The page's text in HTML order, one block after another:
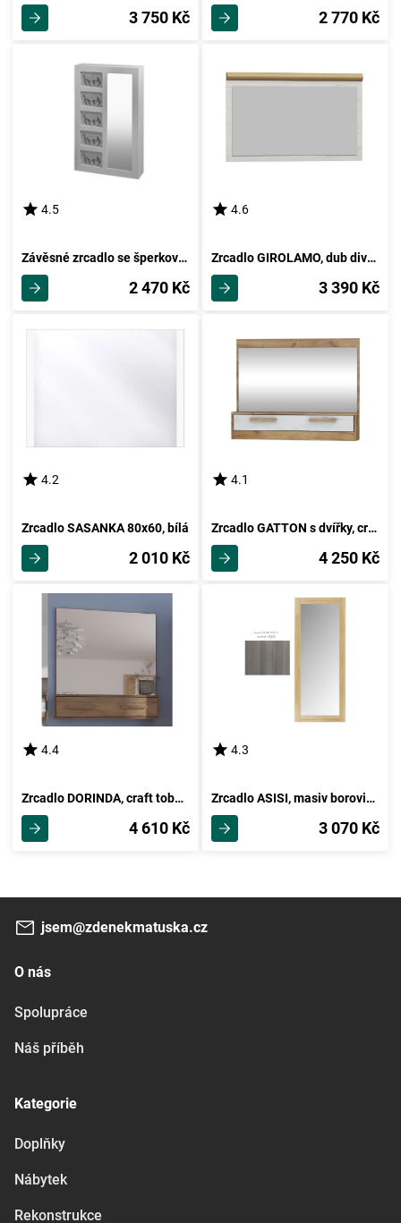
3 750 Kč 2 770 Kč
4.5
Závěsné zrcadlo se šperkovnicí JERAI, bílá
2 470 Kč
4.6
Zrcadlo GIROLAMO, dub divoký/jasan bílý
3 390 Kč
4.2
Zrcadlo SASANKA 80x60, bílá
2 010 Kč
4.1
Zrcadlo GATTON s dvířky, craft zlatý/craft bílý, 5 let záruka
4 250 Kč
4.4
Zrcadlo DORINDA, craft tobaco/craft zlatý, 5 let záruka
4 610 Kč
4.3
Zrcadlo ASISI, masiv borovice/moření: šedá
3 070 Kč
jsem@zdenekmatuska.cz
O nás
Spolupráce
Náš příběh
Kategorie
Doplňky
Nábytek
Rekonstrukce